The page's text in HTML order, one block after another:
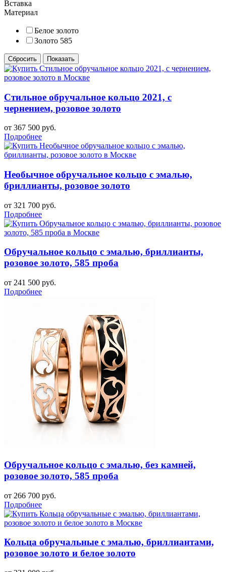
Вставка
Материал
Белое золото
Золото 585
Стильное обручальное кольцо 2021, с
чернением, розовое золото
от 367 500 руб.
Подробнее
Необычное обручальное кольцо с эмалью,
бриллианты, розовое золото
от 321 700 руб.
Подробнее
Обручальное кольцо с эмалью, бриллианты,
розовое золото, 585 проба
от 241 500 руб.
Подробнее
Обручальное кольцо с эмалью, без камней,
розовое золото, 585 проба
от 266 700 руб.
Подробнее
Кольца обручальные с эмалью, бриллиантами,
розовое золото и белое золото